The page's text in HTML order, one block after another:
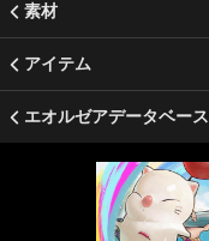
素材
アイテム
エオルゼアデータベース